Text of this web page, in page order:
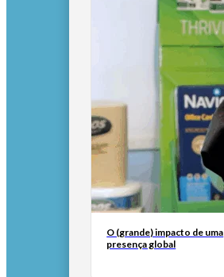
O (grande) impacto de uma
presença global